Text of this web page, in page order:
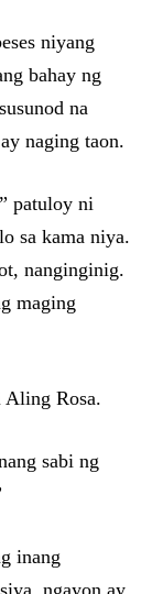
niyang
bahay ng
na
naging taon.
patuloy ni
sa kama niya.
nanginginig.
maging
Aling Rosa.
sabi ng
inang